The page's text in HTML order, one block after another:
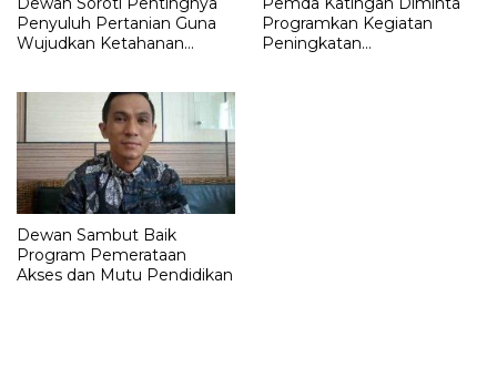
Penyuluh Pertanian Guna
Wujudkan Ketahanan
Programkan Kegiatan
Peningkatan
Dewan Sambut Baik
Program Pemerataan
Akses dan Mutu Pendidikan